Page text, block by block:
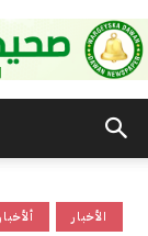
الأخبار